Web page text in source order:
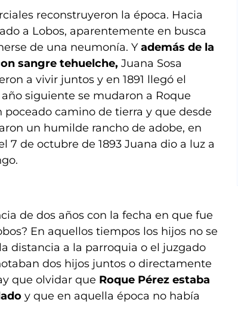
reconstruyeron la época. Hacia
a Lobos, aparentemente en busca
de una neumonía. Yademás de la
sangre tehuelche, Juana Sosa
a vivir juntos y en 1891 llegó el
siguiente se mudaron a Roque
poceado camino de tierra y que desde
un humilde rancho de adobe, en
7 de octubre de 1893 Juana dio a luz a
de dos años con la fecha en que fue
En aquellos tiempos los hijos no se
distancia a la parroquia o el juzgado
dos hijos juntos o directamente
que olvidar que Roque Pérez estaba
y que en aquella época no había